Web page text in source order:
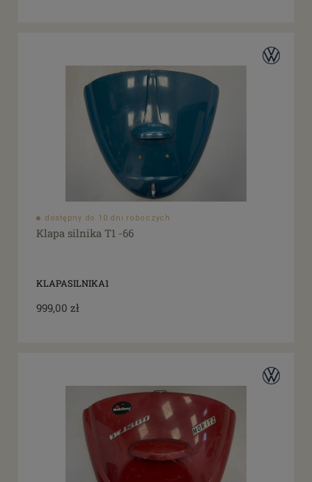
dostępny do 10 dni roboczych
Klapa silnika T1 -66
KLAPASILNIKA1
999,00 zł